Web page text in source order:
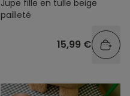
Jupe fille en tulle beige
pailleté
15,99 €